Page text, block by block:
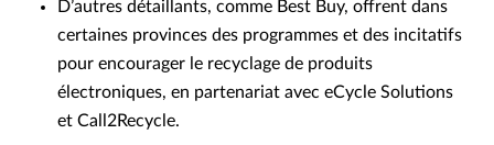
D’autres détaillants, comme Best Buy, offrent dans
certaines provinces des programmes et des incitatifs
pour encourager le recyclage de produits
électroniques, en partenariat avec eCycle Solutions
et Call2Recycle.